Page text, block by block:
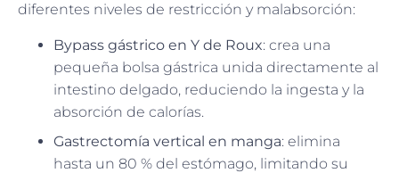
diferentes niveles de restricción y malabsorción:
Bypass gástrico en Y de Roux: crea una
pequeña bolsa gástrica unida directamente al
intestino delgado, reduciendo la ingesta y la
absorción de calorías.
Gastrectomía vertical en manga: elimina
hasta un 80 % del estómago, limitando su